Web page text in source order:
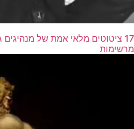
17 ציטוטים מלאי אמת של מנהיגים
מרשימות